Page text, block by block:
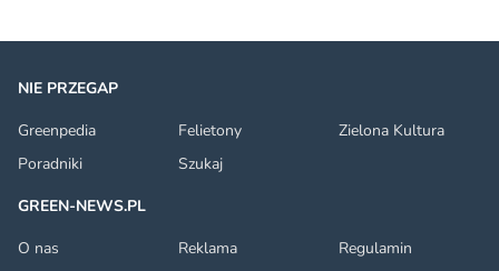
NIE PRZEGAP
Greenpedia
Felietony
Zielona Kultura
Poradniki
Szukaj
GREEN-NEWS.PL
O nas
Reklama
Regulamin